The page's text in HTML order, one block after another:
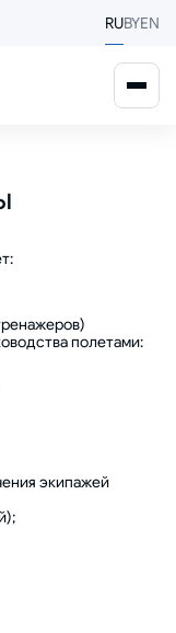
RUBYEN
полетами:
экипажей